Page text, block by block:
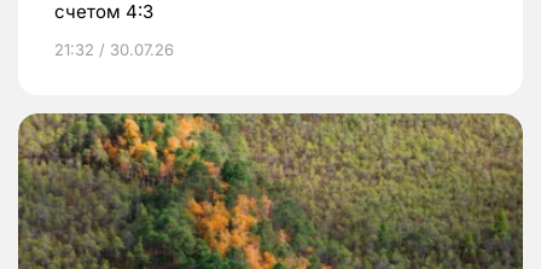
счетом 4:3
21:32 / 30.07.26